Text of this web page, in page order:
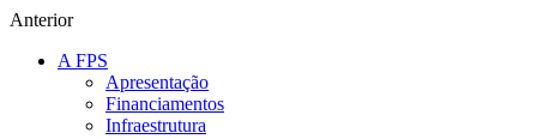
Anterior
A FPS
Apresentação
Financiamentos
Infraestrutura